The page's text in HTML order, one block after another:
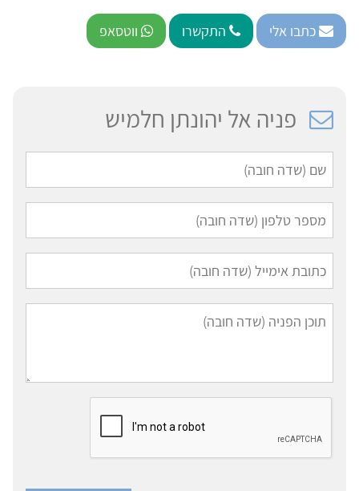
כתבו אלי התקשרו ווטסאפ
פניה אל יהונתן חלמיש